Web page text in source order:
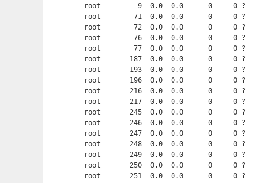
root         9  0.0  0.0      0     0 ?
root        71  0.0  0.0      0     0 ?
root        72  0.0  0.0      0     0 ?
root        76  0.0  0.0      0     0 ?
root        77  0.0  0.0      0     0 ?
root       187  0.0  0.0      0     0 ?
root       193  0.0  0.0      0     0 ?
root       196  0.0  0.0      0     0 ?
root       216  0.0  0.0      0     0 ?
root       217  0.0  0.0      0     0 ?
root       245  0.0  0.0      0     0 ?
root       246  0.0  0.0      0     0 ?
root       247  0.0  0.0      0     0 ?
root       248  0.0  0.0      0     0 ?
root       249  0.0  0.0      0     0 ?
root       250  0.0  0.0      0     0 ?
root       251  0.0  0.0      0     0 ?